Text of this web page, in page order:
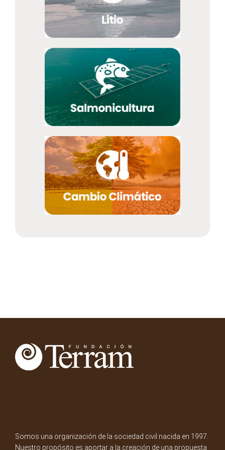
Somos una organización de la sociedad civil nacida en 1997.
Nuestro propósito es aportar a la creación de una propuesta